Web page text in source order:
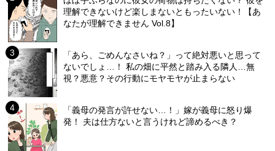
理解できないけど楽しまないともったいない！【あ
なたが理解できません Vol.8】
「あら、ごめんなさいね？」って絶対悪いと思って
ないでしょ…！ 私の畑に平然と踏み入る隣人…無
視？悪意？その行動にモヤモヤが止まらない
「義母の発言が許せない…！」嫁が義母に怒り爆
発！ 夫は仕方ないと言うけれど諦めるべき？